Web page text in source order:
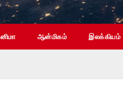
ஆன்மிகம் இலக்கியம்